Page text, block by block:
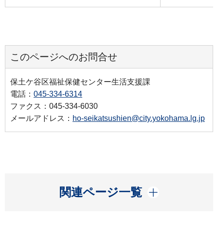
このページへのお問合せ
保土ケ谷区福祉保健センター生活支援課
電話： 045-334-6314
ファクス：045-334-6030
メールアドレス： ho-seikatsushien@city.yokohama.lg.jp
関連ページ一覧
開く